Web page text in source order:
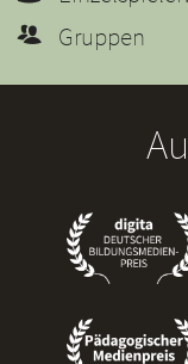
Gruppen